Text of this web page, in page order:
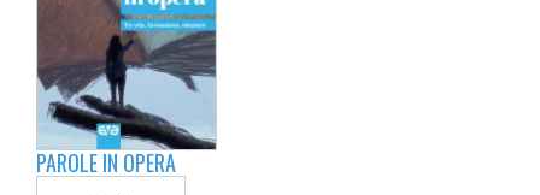
PAROLE IN OPERA